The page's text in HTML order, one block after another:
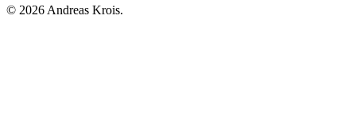
© 2026 Andreas Krois.